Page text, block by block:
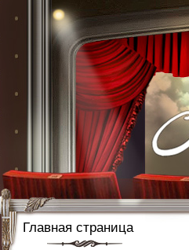
Главная страница